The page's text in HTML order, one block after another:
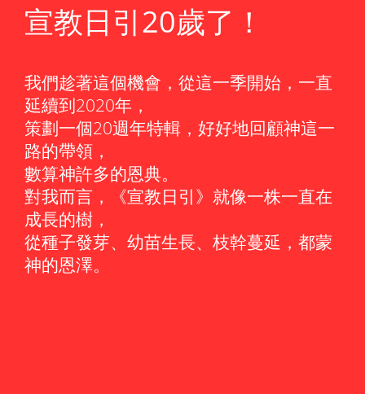
宣教日引20歲了！
我們趁著這個機會，從這一季開始，一直
延續到2020年，
策劃一個20週年特輯，好好地回顧神這一
路的帶領，
數算神許多的恩典。
對我而言，《宣教日引》就像一株一直在
成長的樹，
從種子發芽、幼苗生長、枝幹蔓延，都蒙
神的恩澤。